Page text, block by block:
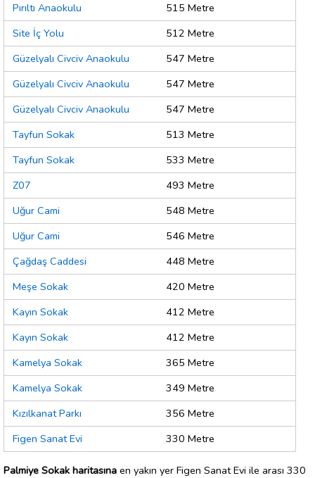
Pırıltı Anaokulu
515 Metre
Site İç Yolu
512 Metre
Güzelyalı Civciv Anaokulu
547 Metre
Güzelyalı Civciv Anaokulu
547 Metre
Güzelyalı Civciv Anaokulu
547 Metre
Tayfun Sokak
513 Metre
Tayfun Sokak
533 Metre
Z07
493 Metre
Uğur Cami
548 Metre
Uğur Cami
546 Metre
Çağdaş Caddesi
448 Metre
Meşe Sokak
420 Metre
Kayın Sokak
412 Metre
Kayın Sokak
412 Metre
Kamelya Sokak
365 Metre
Kamelya Sokak
349 Metre
Kızılkanat Parkı
356 Metre
Figen Sanat Evi
330 Metre
Palmiye Sokak haritasına en yakın yer Figen Sanat Evi ile arası 330